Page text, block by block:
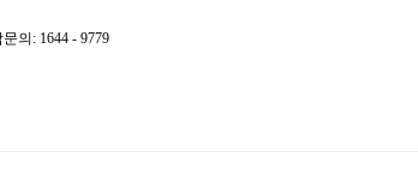
의: 1644 - 9779